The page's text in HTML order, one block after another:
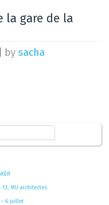
la gare de la
by sacha
MU architectes
– 6 juillet